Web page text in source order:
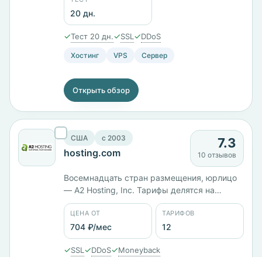
20 дн.
✓Тест 20 дн.✓SSL ✓DDoS
Хостинг VPS Сервер
Открыть обзор
США c 2003
hosting.com
7.3
10 отзывов
Восемнадцать стран размещения, юрлицо
— A2 Hosting, Inc. Тарифы делятся на
самостоятельные и управляемые:
Unmanaged Launch 1 с 1 ГБ памяти стоит
703 ₽/мес, Managed Takeoff 4 с 2 ядрами и
4 ГБ — 6025 ₽/мес, Takeoff 8 с 6 ядрами и
8 ГБ — 8216 ₽/мес. Панели cPanel и Plesk.
ЦЕНА ОТ
704 ₽/мес
ТАРИФОВ
12
✓SSL ✓DDoS✓Moneyback